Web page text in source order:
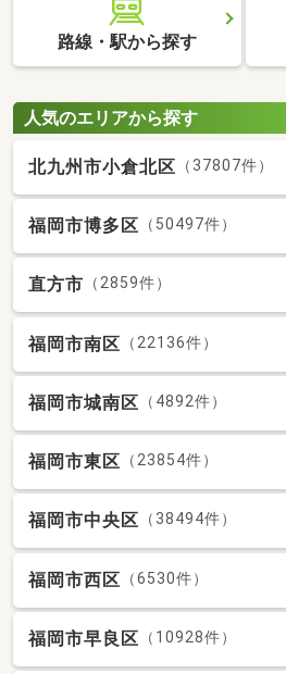
路線・駅から探す
人気のエリアから探す
北九州市小倉北区 （37807件）
福岡市博多区 （50497件）
直方市 （2859件）
福岡市南区 （22136件）
福岡市城南区 （4892件）
福岡市東区 （23854件）
福岡市中央区 （38494件）
福岡市西区 （6530件）
福岡市早良区 （10928件）